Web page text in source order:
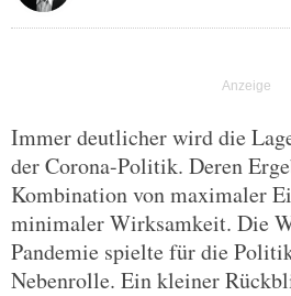
Immer deutlicher wird die
der Corona-Politik. Deren
Kombination von maximaler
minimaler Wirksamkeit. Die
Pandemie spielte für die
Nebenrolle. Ein kleiner